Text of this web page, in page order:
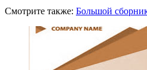
Смотрите также: Большой